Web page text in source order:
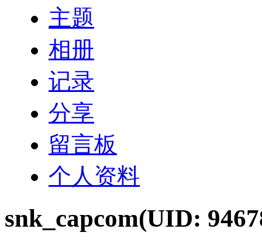
主题
相册
记录
分享
留言板
个人资料
snk_capcom(UID: